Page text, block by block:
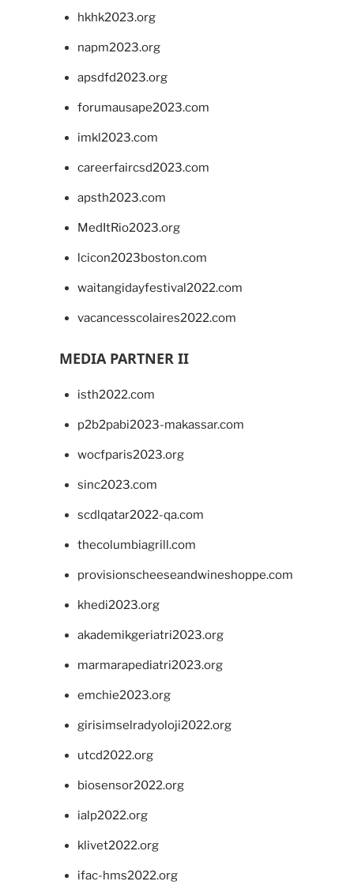
hkhk2023.org
napm2023.org
apsdfd2023.org
forumausape2023.com
imkl2023.com
careerfaircsd2023.com
apsth2023.com
MedItRio2023.org
lcicon2023boston.com
waitangidayfestival2022.com
vacancesscolaires2022.com
MEDIA PARTNER II
isth2022.com
p2b2pabi2023-makassar.com
wocfparis2023.org
sinc2023.com
scdlqatar2022-qa.com
thecolumbiagrill.com
provisionscheeseandwineshoppe.com
khedi2023.org
akademikgeriatri2023.org
marmarapediatri2023.org
emchie2023.org
girisimselradyoloji2022.org
utcd2022.org
biosensor2022.org
ialp2022.org
klivet2022.org
ifac-hms2022.org